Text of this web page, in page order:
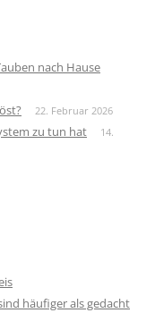
nach Hause
22. Februar 2026
zu tun hat
14.
häufiger als gedacht